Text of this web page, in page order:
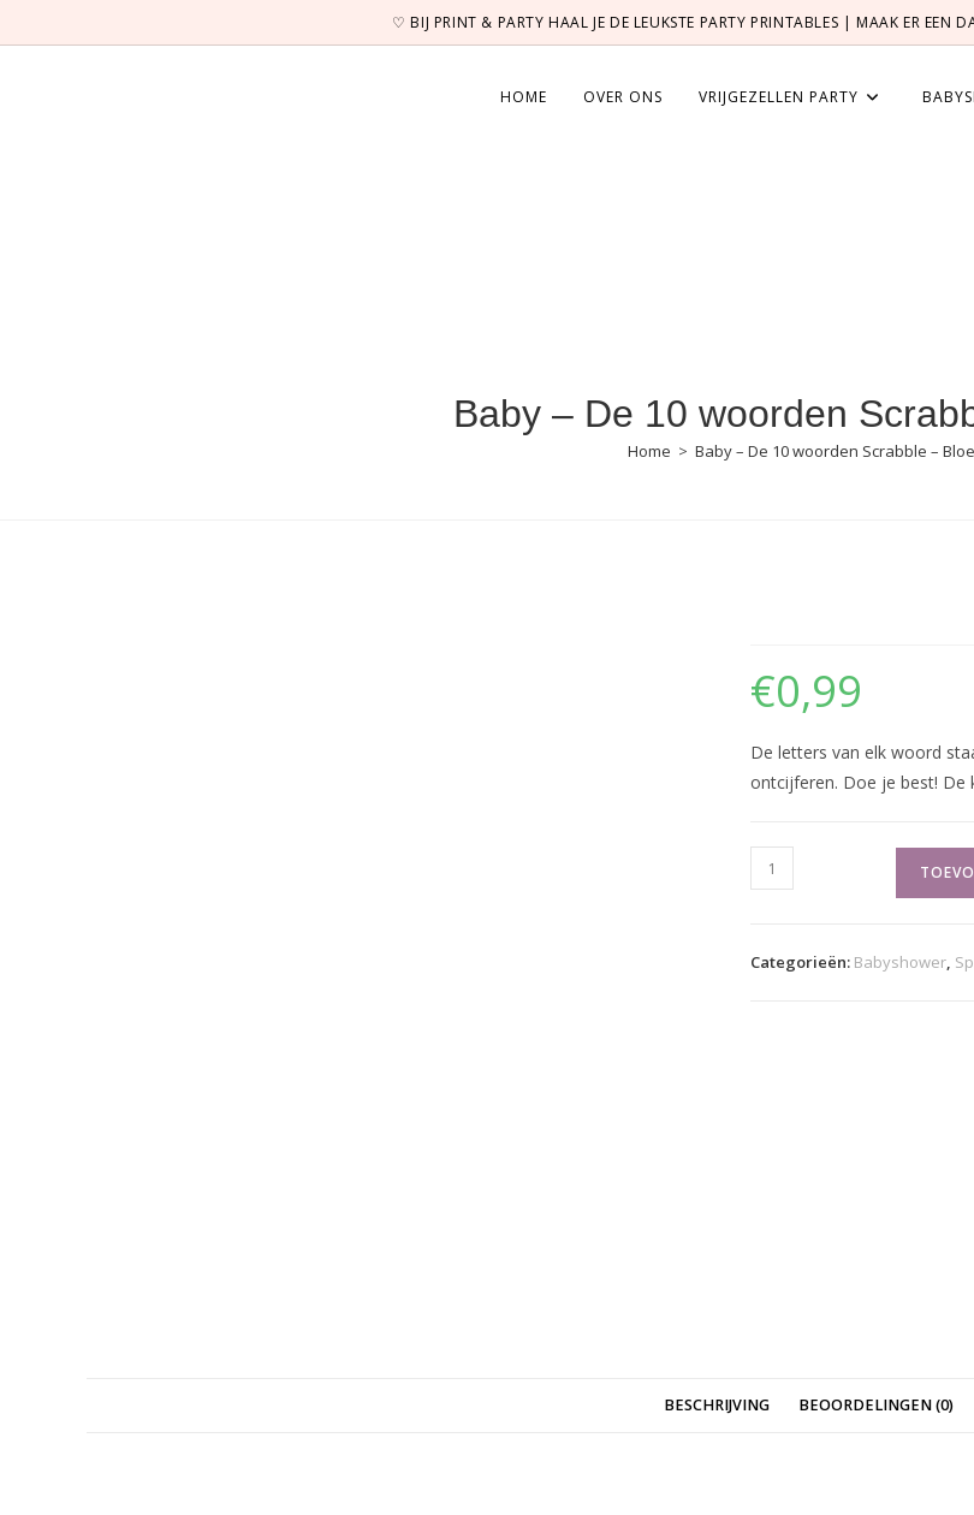
naar
♡ BIJ PRINT & PARTY HAAL JE DE LEUKSTE PARTY PRINTABLES | MAAK ER EEN
HOME OVER ONS VRIJGEZELLEN PARTY
Baby – De 10 woorden
Home > Baby – De 10 woorden Scrabble –
€0,99
De letters van elk woord
ontcijferen. Doe je best! De
Baby
-
Categorieën: Babyshower,
BESCHRIJVING BEOORDELINGEN (0)